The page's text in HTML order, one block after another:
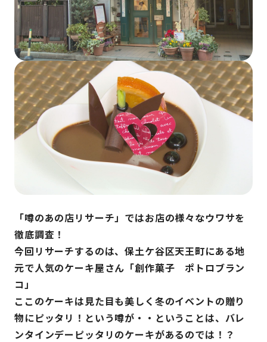
「噂のあの店リサーチ」ではお店の様々なウワサを
徹底調査！
今回リサーチするのは、保土ケ谷区天王町にある地
元で人気のケーキ屋さん「創作菓子 ポトロブラン
コ」
ここのケーキは見た目も美しく冬のイベントの贈り
物にピッタリ！という噂が・・ということは、バレ
ンタインデーピッタリのケーキがあるのでは！？